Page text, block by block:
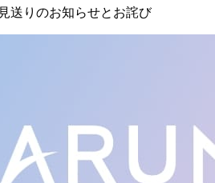
送りのお知らせとお詫び